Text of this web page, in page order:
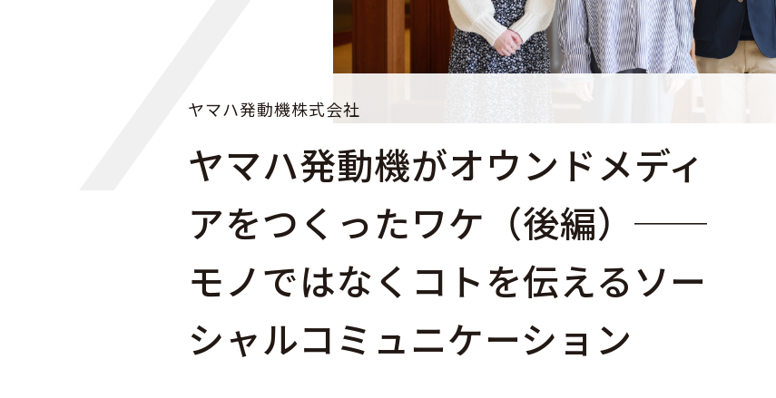
ヤマハ発動機株式会社
ヤマハ発動機がオウンドメディ
アをつくったワケ（後編）──
モノではなくコトを伝えるソー
シャルコミュニケーション